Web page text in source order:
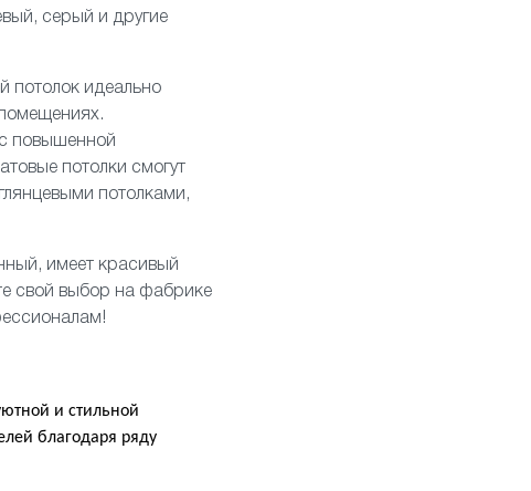
серый и другие
потолок идеально
повышенной
потолки смогут
глянцевыми потолками,
имеет красивый
свой выбор на фабрике
и стильной
благодаря ряду